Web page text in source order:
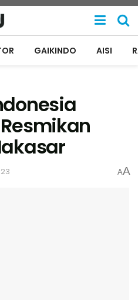
GAIKINDO AISI
AA